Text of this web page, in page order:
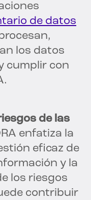
de datos
los datos
cumplir con
de las
enfatiza la
eficaz de
y la
los riesgos
contribuir